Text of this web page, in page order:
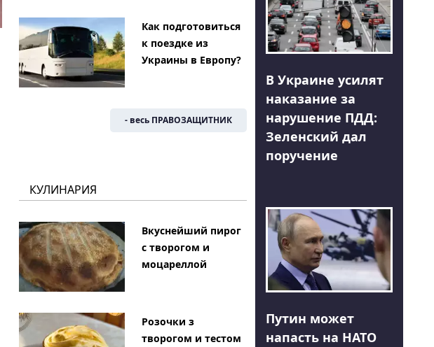
Как подготовиться
к поездке из
Украины в Европу?
- весь ПРАВОЗАЩИТНИК
КУЛИНАРИЯ
Вкуснейший пирог
с творогом и
моцареллой
Розочки з
творогом и тестом
В Украине усилят
наказание за
нарушение ПДД:
Зеленский дал
поручение
Путин может
напасть на НАТО